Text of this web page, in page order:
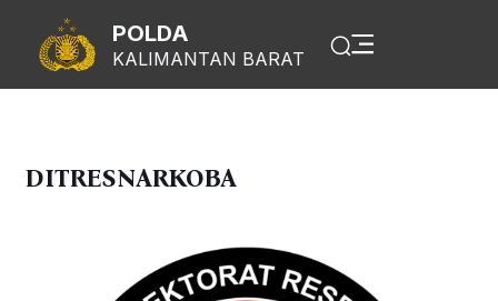
POLDA
KALIMANTAN BARAT
DITRESNARKOBA